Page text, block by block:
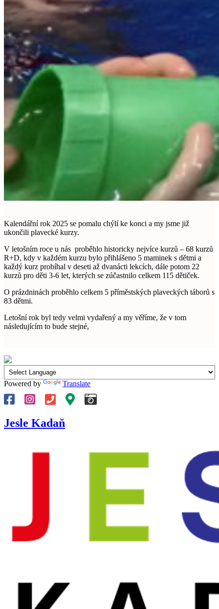
Kalendářní rok 2025 se pomalu chýlí ke konci a my jsme již
ukončili plavecké kurzy.
V letošním roce u nás proběhlo historicky nejvíce kurzů – 68 kurzů
R+D, kdy v každém kurzu bylo přihlášeno 5 maminek s dětmi a
každý kurz probíhal v deseti až dvanácti lekcích, dále potom 22
kurzů pro děti 3-6 let, kterých se zúčastnilo celkem 115 dětiček.
O prázdninách proběhlo celkem 5 příměstských plaveckých táborů s
83 dětmi.
Letošní rok byl tedy velmi vydařený a my věříme, že v tom
následujícím to bude stejné,
Powered by Translate
Jesle Kadaň